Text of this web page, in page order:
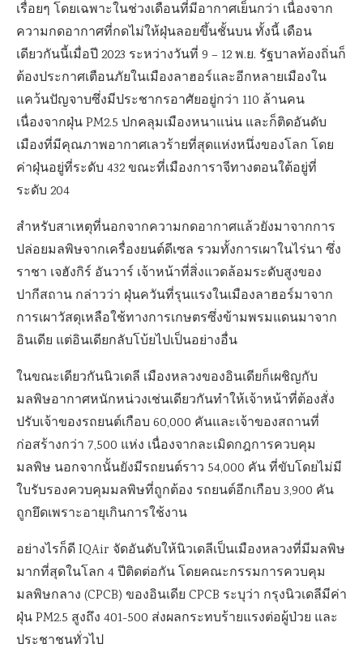
เรื่อยๆ โดยเฉพาะในช่วงเดือนที่มีอากาศเย็นกว่า เนื่องจาก
ความกดอากาศที่กดไม่ให้ฝุ่นลอยขึ้นชั้นบน ทั้งนี้ เดือน
เดียวกันนี้เมื่อปี 2023 ระหว่างวันที่ 9 – 12 พ.ย. รัฐบาลท้องถิ่นก็
ต้องประกาศเตือนภัยในเมืองลาฮอร์และอีกหลายเมืองใน
แคว้นปัญจาบซึ่งมีประชากรอาศัยอยู่กว่า 110 ล้านคน
เนื่องจากฝุ่น PM2.5 ปกคลุมเมืองหนาแน่น และก็ติดอันดับ
เมืองที่มีคุณภาพอากาศเลวร้ายที่สุดแห่งหนึ่งของโลก โดย
ค่าฝุ่นอยู่ที่ระดับ 432 ขณะที่เมืองการาจีทางตอนใต้อยู่ที่
ระดับ 204
สำหรับสาเหตุที่นอกจากความกดอากาศแล้วยังมาจากการ
ปล่อยมลพิษจากเครื่องยนต์ดีเซล รวมทั้งการเผาในไร่นา ซึ่ง
ราชา เจฮังกิร์ อันวาร์ เจ้าหน้าที่สิ่งแวดล้อมระดับสูงของ
ปากีสถาน กล่าวว่า ฝุ่นควันที่รุนแรงในเมืองลาฮอร์มาจาก
การเผาวัสดุเหลือใช้ทางการเกษตรซึ่งข้ามพรมแดนมาจาก
อินเดีย แต่อินเดียกลับโบ้ยไปเป็นอย่างอื่น
ในขณะเดียวกันนิวเดลี เมืองหลวงของอินเดียก็เผชิญกับ
มลพิษอากาศหนักหน่วงเช่นเดียวกันทำให้เจ้าหน้าที่ต้องสั่ง
ปรับเจ้าของรถยนต์เกือบ 60,000 คันและเจ้าของสถานที่
ก่อสร้างกว่า 7,500 แห่ง เนื่องจากละเมิดกฎการควบคุม
มลพิษ นอกจากนั้นยังมีรถยนต์ราว 54,000 คัน ที่ขับโดยไม่มี
ใบรับรองควบคุมมลพิษที่ถูกต้อง รถยนต์อีกเกือบ 3,900 คัน
ถูกยึดเพราะอายุเกินการใช้งาน
อย่างไรก็ดี IQAir จัดอันดับให้นิวเดลีเป็นเมืองหลวงที่มีมลพิษ
มากที่สุดในโลก 4 ปีติดต่อกัน โดยคณะกรรมการควบคุม
มลพิษกลาง (CPCB) ของอินเดีย CPCB ระบุว่า กรุงนิวเดลีมีค่า
ฝุ่น PM2.5 สูงถึง 401-500 ส่งผลกระทบร้ายแรงต่อผู้ป่วย และ
ประชาชนทั่วไป